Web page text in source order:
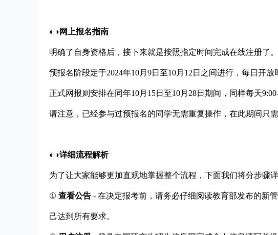
◐◑网上报名指南
明确了自身资格后，接下来就是按照指定时间完成在线注册了
预报名阶段定于2024年10月9日至10月12日之间进行，每日开放
正式网报则安排在同年10月15日至10月28日期间，同样每天9:00-
请注意，已经参与过预报名的同学无需重复操作，在此期间只
◐◑详细流程解析
为了让大家能够更加直观地掌握整个流程，下面我们将分步骤
① 查看公告 - 在决定报考前，请务必仔细阅读教育部发布的新
己达到所有要求。